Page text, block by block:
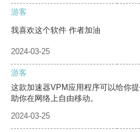
游客
我喜欢这个软件 作者加油
2024-03-25
游客
这款加速器VPM应用程序可以给你
助你在网络上自由移动。
2024-03-25